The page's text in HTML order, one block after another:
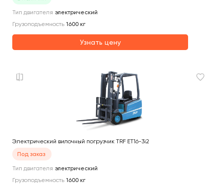
Тип двигателя электрический
Грузоподъемность 1600 кг
Узнать цену
Электрический вилочный погрузчик TRF ET16-3i2
Под заказ
Тип двигателя электрический
Грузоподъемность 1600 кг